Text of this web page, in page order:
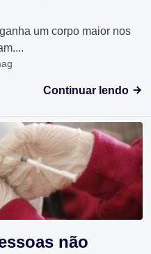
um corpo maior nos
Continuar lendo
não